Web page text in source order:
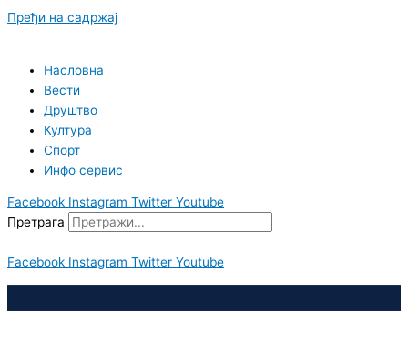
Пређи на садржај
Насловна
Вести
Друштво
Култура
Спорт
Инфо сервис
Facebook Instagram Twitter Youtube
Претрага
Facebook Instagram Twitter Youtube